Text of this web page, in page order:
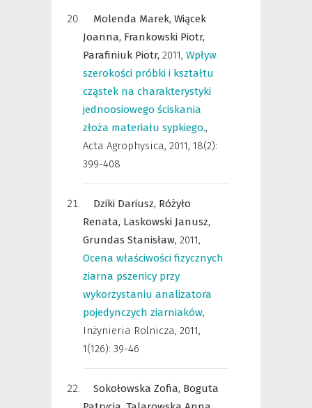
Molenda Marek, Wiącek
Joanna, Frankowski Piotr,
Parafiniuk Piotr, 2011, Wpływ
szerokości próbki i kształtu
cząstek na charakterystyki
jednoosiowego ściskania
złoża materiału sypkiego.,
Acta Agrophysica, 2011, 18(2):
399-408
Dziki Dariusz, Różyło
Renata, Laskowski Janusz,
Grundas Stanisław, 2011,
Ocena właściwości fizycznych
ziarna pszenicy przy
wykorzystaniu analizatora
pojedynczych ziarniaków,
Inżynieria Rolnicza, 2011,
1(126): 39-46
Sokołowska Zofia, Boguta